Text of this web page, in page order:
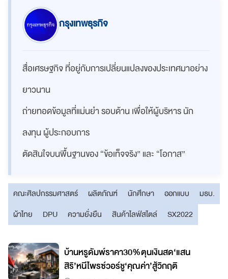
กรุงเทพธุรกิจ
สื่อเศรษฐกิจ ที่อยู่กับการเปลี่ยนแปลงของประเทศมาอย่าง
ยาวนาน
ถ่ายทอดข้อมูลที่แม่นยำ รอบด้าน เพื่อให้ผู้บริหาร นัก
ลงทุน ผู้ประกอบการ
ตัดสินใจบนพื้นฐานของ “ข้อเท็จจริง” และ “โอกาส”
คณะศิลปกรรมศาสตร์ ผลิตภัณฑ์ นักศึกษา ออกแบบ
มธบ.
ผ้าไทย
DPU ความยั่งยืน สินค้าไลฟ์สไตล์ SX2022
บ้านหรูดัมพ์ราคา30%ตุนเงินสด‘แสน
สิริ’หนีไพรซ์วอร์ชู‘คุณค่า’สู้วิกฤติ